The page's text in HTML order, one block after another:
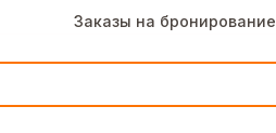
Заказы на бронирование